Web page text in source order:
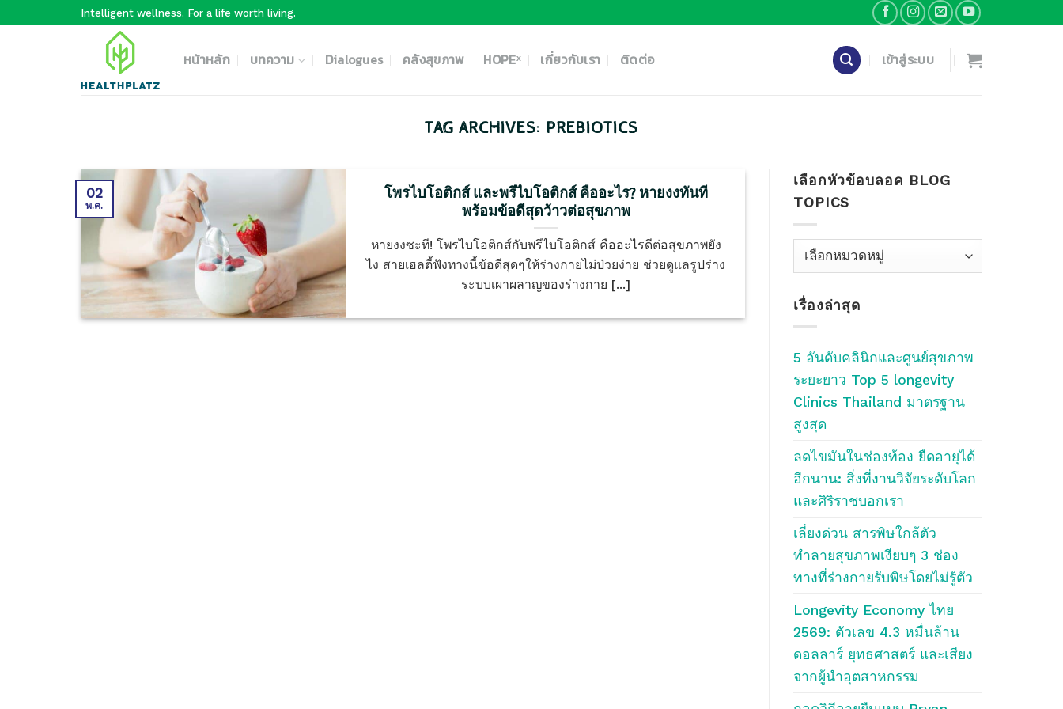
Intelligent wellness. For a life worth living.
หน้าหลัก บทความ Dialogues คลังสุขภาพ HOPEˣ เกี่ยวกับเรา ติดต่อ เข้าสู่ระบบ
TAG ARCHIVES: PREBIOTICS
โพรไบโอติกส์ และพรีไบโอติกส์ คืออะไร? หายงงทันที
พร้อมข้อดีสุดว้าวต่อสุขภาพ
หายงงซะที! โพรไบโอติกส์กับพรีไบโอติกส์ คืออะไรดีต่อสุขภาพยัง
ไง สายเฮลตี้ฟังทางนี้ข้อดีสุดๆให้ร่างกายไม่ป่วยง่าย ช่วยดูแลรูปร่าง
ระบบเผาผลาญของร่างกาย [...]
02
พ.ค.
เลือกหัวข้อบลอค BLOG
TOPICS
เลือก
บลอค
Blog
เรื่องล่าสุด
5 อันดับคลินิกและศูนย์สุขภาพ
ระยะยาว Top 5 longevity
Clinics Thailand มาตรฐาน
สูงสุด
ลดไขมันในช่องท้อง ยืดอายุได้
อีกนาน: สิ่งที่งานวิจัยระดับโลก
และศิริราชบอกเรา
เลี่ยงด่วน สารพิษใกล้ตัว
ทำลายสุขภาพเงียบๆ 3 ช่อง
ทางที่ร่างกายรับพิษโดยไม่รู้ตัว
Longevity Economy ไทย
2569: ตัวเลข 4.3 หมื่นล้าน
ดอลลาร์ ยุทธศาสตร์ และเสียง
จากผู้นำอุตสาหกรรม